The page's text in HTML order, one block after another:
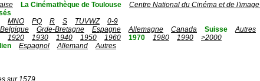
La Cinémathèque de Toulouse
Centre National du Cinéma et de
MNO PQ R S TUVWZ
0-9
Belgique Grde-Bretagne Espagne Allemagne Canada Suisse
Autres
1920 1930 1940 1950 1960 1970 1980 1990
>2000
Espagnol Allemand
Autres
sur 1579